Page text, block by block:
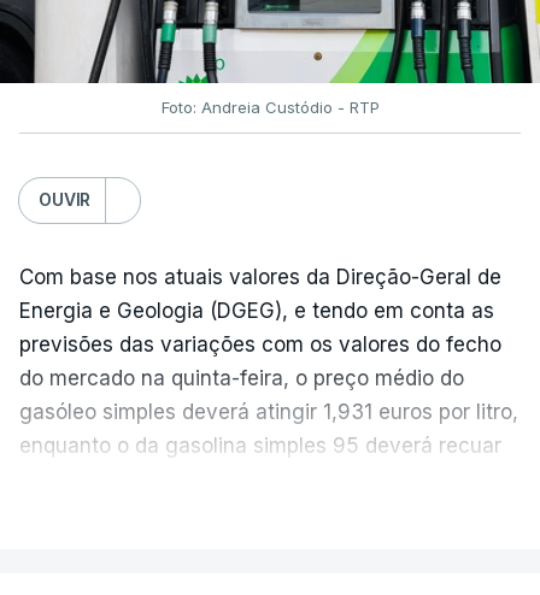
Foto: Andreia Custódio - RTP
OUVIR
Com base nos atuais valores da Direção-Geral de
Energia e Geologia (DGEG), e tendo em conta as
previsões das variações com os valores do fecho
do mercado na quinta-feira, o preço médio do
gasóleo simples deverá atingir 1,931 euros por litro,
enquanto o da gasolina simples 95 deverá recuar